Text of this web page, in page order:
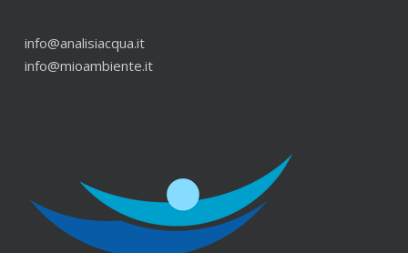
info@analisiacqua.it
info@mioambiente.it